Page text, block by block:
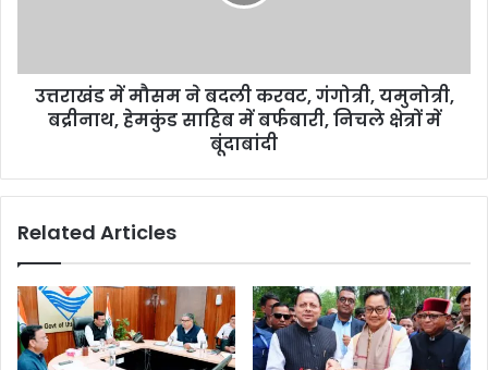
उत्तराखंड में मौसम ने बदली करवट, गंगोत्री, यमुनोत्री,
बद्रीनाथ, हेमकुंड साहिब में बर्फबारी, निचले क्षेत्रों में
बूंदाबांदी
Related Articles